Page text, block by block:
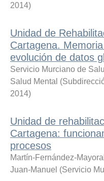
2014)
Unidad de
Cartagena.
evolución de datos
Servicio Murciano de
Salud Mental (
2014)
Unidad de
Cartagena:
procesos
Martín-Fernández-
Juan-Manuel (Servicio